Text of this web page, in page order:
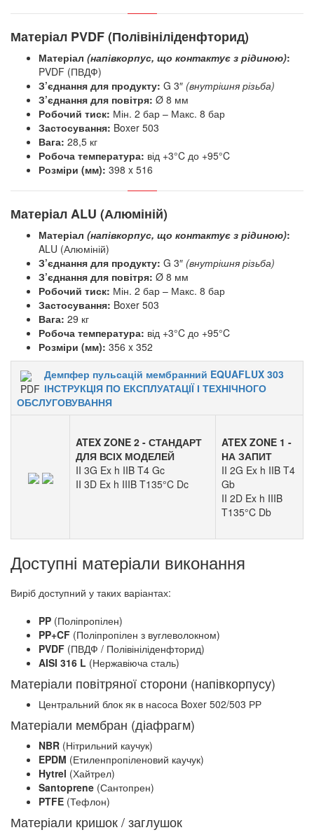
Матеріал PVDF (Полівініліденфторид)
Матеріал (напівкорпус, що контактує з рідиною):
PVDF (ПВДФ)
З’єднання для продукту: G 3″ (внутрішня різьба)
З’єднання для повітря: Ø 8 мм
Робочий тиск: Мін. 2 бар – Макс. 8 бар
Застосування: Boxer 503
Вага: 28,5 кг
Робоча температура: від +3°C до +95°C
Розміри (мм): 398 x 516
Матеріал ALU (Алюміній)
Матеріал (напівкорпус, що контактує з рідиною):
ALU (Алюміній)
З’єднання для продукту: G 3″ (внутрішня різьба)
З’єднання для повітря: Ø 8 мм
Робочий тиск: Мін. 2 бар – Макс. 8 бар
Застосування: Boxer 503
Вага: 29 кг
Робоча температура: від +3°C до +95°C
Розміри (мм): 356 x 352
Демпфер пульсацій мембранний EQUAFLUX 303
ІНСТРУКЦІЯ ПО ЕКСПЛУАТАЦІЇ І ТЕХНІЧНОГО
ОБСЛУГОВУВАННЯ
ATEX ZONE 2 - СТАНДАРТ
ДЛЯ ВСІХ МОДЕЛЕЙ
II 3G Ex h IIB T4 Gc
II 3D Ex h IIIB T135°C Dc
ATEX ZONE 1 -
НА ЗАПИТ
II 2G Ex h IIB T4
Gb
II 2D Ex h IIIB
T135°C Db
Доступні матеріали виконання
Виріб доступний у таких варіантах:
PP (Поліпропілен)
PP+CF (Поліпропілен з вуглеволокном)
PVDF (ПВДФ / Полівініліденфторид)
AISI 316 L (Нержавіюча сталь)
Матеріали повітряної сторони (напівкорпусу)
Центральний блок як в насоса Boxer 502/503 РР
Матеріали мембран (діафрагм)
NBR (Нітрильний каучук)
EPDM (Етиленпропіленовий каучук)
Hytrel (Хайтрел)
Santoprene (Сантопрен)
PTFE (Тефлон)
Матеріали кришок / заглушок